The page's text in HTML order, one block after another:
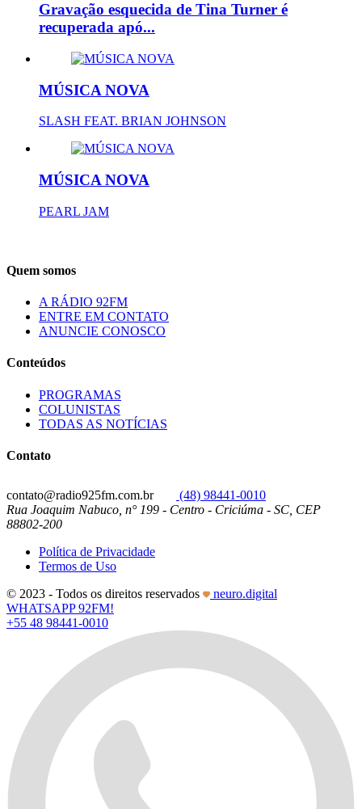
Gravação esquecida de Tina Turner é
recuperada apó...
MÚSICA NOVA
SLASH FEAT. BRIAN JOHNSON
MÚSICA NOVA
PEARL JAM
Quem somos
A RÁDIO 92FM
ENTRE EM CONTATO
ANUNCIE CONOSCO
Conteúdos
PROGRAMAS
COLUNISTAS
TODAS AS NOTÍCIAS
Contato
contato@radio925fm.com.br
(48) 98441-0010
Rua Joaquim Nabuco, n° 199 - Centro - Criciúma - SC, CEP
88802-200
Política de Privacidade
Termos de Uso
© 2023 - Todos os direitos reservados
neuro.digital
WHATSAPP 92FM!
+55 48 98441-0010